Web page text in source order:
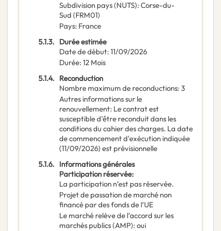
Subdivision pays (NUTS): Corse-du-
Sud (FRM01)
Pays: France
5.1.3. Durée estimée
Date de début: 11/09/2026
Durée: 12 Mois
5.1.4. Reconduction
Nombre maximum de reconductions: 3
Autres informations sur le
renouvellement: Le contrat est
susceptible d'être reconduit dans les
conditions du cahier des charges. La date
de commencement d'exécution indiquée
(11/09/2026) est prévisionnelle
5.1.6. Informations générales
Participation réservée:
La participation n’est pas réservée.
Projet de passation de marché non
financé par des fonds de l’UE
Le marché relève de l’accord sur les
marchés publics (AMP): oui